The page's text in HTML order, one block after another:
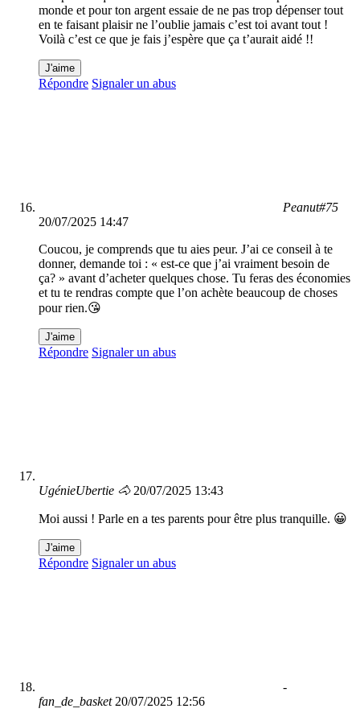
monde et pour ton argent essaie de ne pas trop dépenser tout
en te faisant plaisir ne l’oublie jamais c’est toi avant tout !
Voilà c’est ce que je fais j’espère que ça t’aurait aidé !!
J'aime
Répondre Signaler un abus
Peanut#75
20/07/2025 14:47
Coucou, je comprends que tu aies peur. J’ai ce conseil à te
donner, demande toi : « est-ce que j’ai vraiment besoin de
ça? » avant d’acheter quelques chose. Tu feras des économies
et tu te rendras compte que l’on achète beaucoup de choses
pour rien.😘
J'aime
Répondre Signaler un abus
UgénieUbertie 🐴 20/07/2025 13:43
Moi aussi ! Parle en a tes parents pour être plus tranquille. 😀
J'aime
Répondre Signaler un abus
-
fan_de_basket 20/07/2025 12:56